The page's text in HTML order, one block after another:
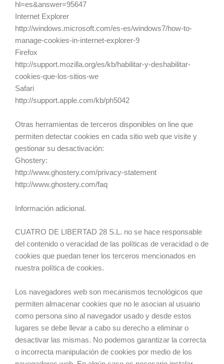
hl=es&answer=95647
Internet Explorer
http://windows.microsoft.com/es-es/windows7/how-to-
manage-cookies-in-internet-explorer-9
Firefox
http://support.mozilla.org/es/kb/habilitar-y-deshabilitar-
cookies-que-los-sitios-we
Safari
http://support.apple.com/kb/ph5042
Otras herramientas de terceros disponibles on line que
permiten detectar cookies en cada sitio web que visite y
gestionar su desactivación:
Ghostery:
http://www.ghostery.com/privacy-statement
http://www.ghostery.com/faq
Información adicional.
CUATRO DE LIBERTAD 28 S.L. no se hace responsable
del contenido o veracidad de las políticas de veracidad o de
cookies que puedan tener los terceros mencionados en
nuestra política de cookies.
Los navegadores web son mecanismos tecnológicos que
permiten almacenar cookies que no le asocian al usuario
como persona sino al navegador usado y desde estos
lugares se debe llevar a cabo su derecho a eliminar o
desactivar las mismas. No podemos garantizar la correcta
o incorrecta manipulación de cookies por medio de los